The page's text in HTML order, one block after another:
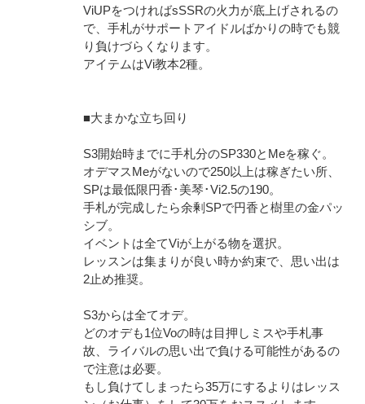
ViUPをつければsSSRの火力が底上げされるの
で、手札がサポートアイドルばかりの時でも競
り負けづらくなります。
アイテムはVi教本2種。
■大まかな立ち回り
S3開始時までに手札分のSP330とMeを稼ぐ。
オデマスMeがないので250以上は稼ぎたい所、
SPは最低限円香･美琴･Vi2.5の190。
手札が完成したら余剰SPで円香と樹里の金パッ
シブ。
イベントは全てViが上がる物を選択。
レッスンは集まりが良い時か約束で、思い出は
2止め推奨。
S3からは全てオデ。
どのオデも1位Voの時は目押しミスや手札事
故、ライバルの思い出で負ける可能性があるの
で注意は必要。
もし負けてしまったら35万にするよりはレッス